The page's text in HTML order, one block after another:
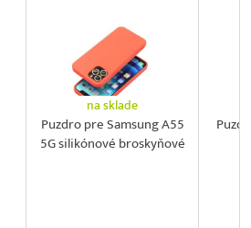
na sklade
Puzdro pre Samsung A55
5G silikónové broskyňové